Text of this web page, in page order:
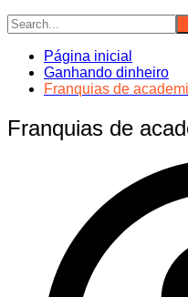
Página inicial
Ganhando dinheiro
Franquias de
Franquias de